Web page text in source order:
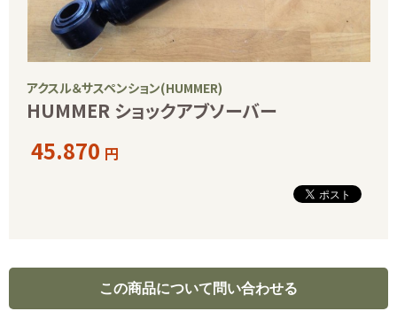
アクスル＆サスペンション(HUMMER)
HUMMER ショックアブソーバー
45.870 円